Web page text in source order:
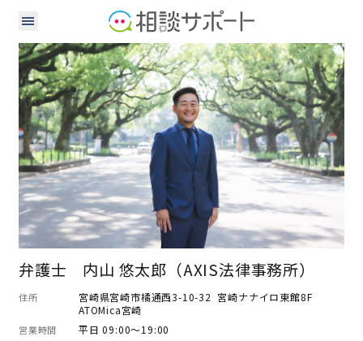
弁護士 内山 悠太郎（AXIS法律事務所）
住所
宮崎県宮崎市橘通西3-10-32 宮崎ナナイロ東館8F
ATOMica宮崎
営業時間 平日 09:00～19:00